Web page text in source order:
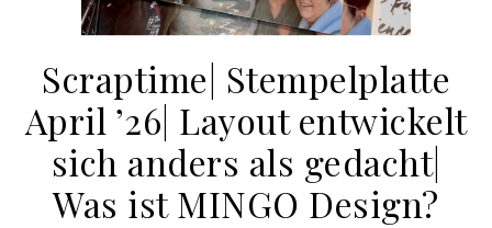
Scraptime| Stempelplatte
April ’26| Layout entwickelt
sich anders als gedacht|
Was ist MINGO Design?